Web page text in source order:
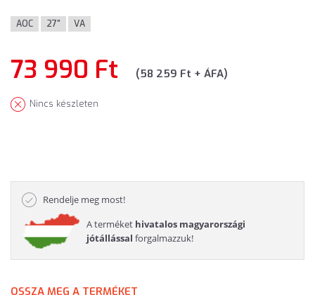
AOC 27" VA
73 990 Ft (58 259 Ft + ÁFA)
Nincs készleten
Rendelje meg most!
A terméket hivatalos magyarországi
jótállással forgalmazzuk!
OSSZA MEG A TERMÉKET